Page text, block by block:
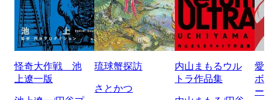
怪奇大作戦 池
上遼一版
琉球蟹探訪
さとかつ
内山まもるウル
トラ作品集
愛
ボ
ー